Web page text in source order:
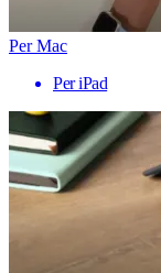
Per Mac
Per iPad